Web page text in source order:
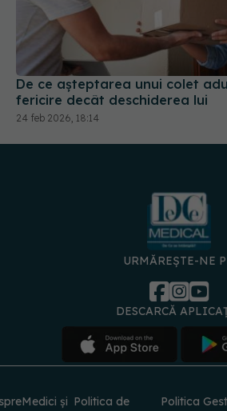
De ce așteptarea unui colet
fericire decât deschiderea lui
24 feb 2026, 18:14
URMĂREȘTE-NE
DESCARCĂ